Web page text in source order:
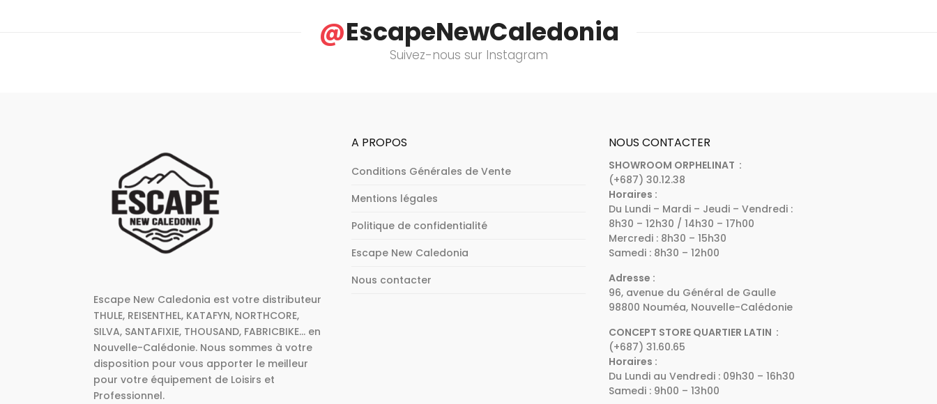
@EscapeNewCaledonia
Suivez-nous sur Instagram
Escape New Caledonia est votre distributeur
THULE, REISENTHEL, KATAFYN, NORTHCORE,
SILVA, SANTAFIXIE, THOUSAND, FABRICBIKE... en
Nouvelle-Calédonie. Nous sommes à votre
disposition pour vous apporter le meilleur
pour votre équipement de Loisirs et
Professionnel.
A PROPOS
Conditions Générales de Vente
Mentions légales
Politique de confidentialité
Escape New Caledonia
Nous contacter
NOUS CONTACTER
SHOWROOM ORPHELINAT :
(+687) 30.12.38
Horaires :
Du Lundi – Mardi – Jeudi – Vendredi :
8h30 – 12h30 / 14h30 – 17h00
Mercredi : 8h30 – 15h30
Samedi : 8h30 – 12h00
Adresse :
96, avenue du Général de Gaulle
98800 Nouméa, Nouvelle-Calédonie
CONCEPT STORE QUARTIER LATIN :
(+687) 31.60.65
Horaires :
Du Lundi au Vendredi : 09h30 – 16h30
Samedi : 9h00 – 13h00